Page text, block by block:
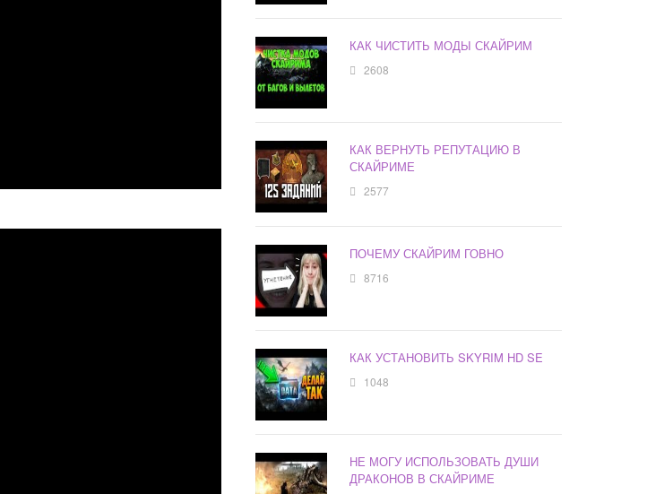
КАК ЧИСТИТЬ МОДЫ СКАЙРИМ
2608
КАК ВЕРНУТЬ РЕПУТАЦИЮ В
СКАЙРИМЕ
2577
ПОЧЕМУ СКАЙРИМ ГОВНО
8716
КАК УСТАНОВИТЬ SKYRIM HD SE
1048
НЕ МОГУ ИСПОЛЬЗОВАТЬ ДУШИ
ДРАКОНОВ В СКАЙРИМЕ